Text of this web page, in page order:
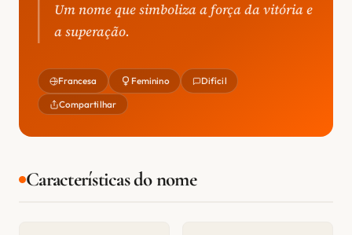
Um nome que simboliza a força da vitória e
a superação.
Francesa Feminino Difícil
Compartilhar
Características do nome